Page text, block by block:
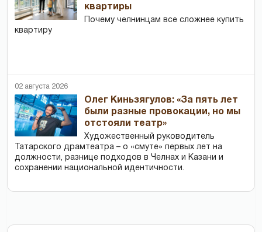
квартиры
Почему челнинцам все сложнее купить
квартиру
02 августа 2026
Олег Киньзягулов: «За пять лет
были разные провокации, но мы
отстояли театр»
Художественный руководитель
Татарского драмтеатра – о «смуте» первых лет на
должности, разнице подходов в Челнах и Казани и
сохранении национальной идентичности.